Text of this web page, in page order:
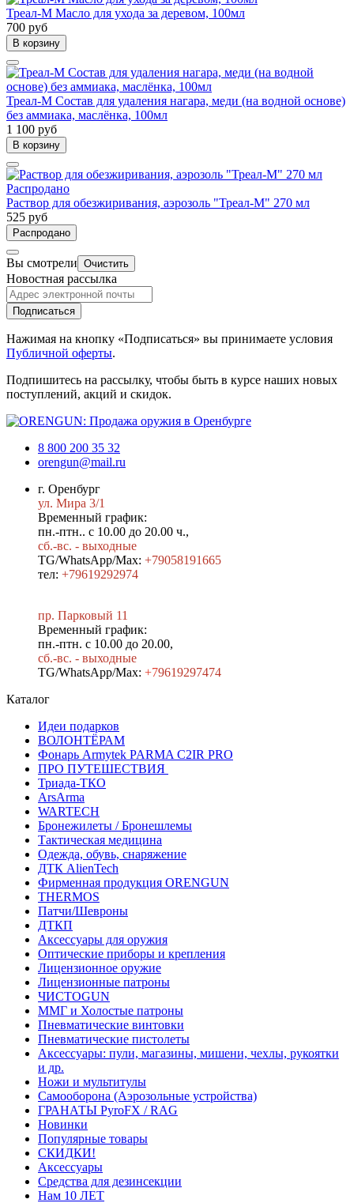
Треал-М Масло для ухода за деревом, 100мл
700 руб
В корзину
Треал-М Состав для удаления нагара, меди (на водной основе)
без аммиака, маслёнка, 100мл
1 100 руб
В корзину
Распродано
Раствор для обезжиривания, аэрозоль "Треал-М" 270 мл
525 руб
Распродано
Вы смотрели Очистить
Новостная рассылка
Подписаться
Нажимая на кнопку «Подписаться» вы принимаете условия
Публичной оферты.
Подпишитесь на рассылку, чтобы быть в курсе наших новых
поступлений, акций и скидок.
8 800 200 35 32
orengun@mail.ru
г. Оренбург
ул. Мира 3/1
Временный график:
пн.-птн.. с 10.00 до 20.00 ч.,
сб.-вс. - выходные
TG/WhatsApp/Max: +79058191665
тел: +79619292974
пр. Парковый 11
Временный график:
пн.-птн. с 10.00 до 20.00,
сб.-вс. - выходные
TG/WhatsApp/Max: +79619297474
Каталог
Идеи подарков
ВОЛОНТЁРАМ
Фонарь Armytek PARMA C2IR PRO
ПРО ПУТЕШЕСТВИЯ
Триада-ТКО
ArsArma
WARTECH
Бронежилеты / Бронешлемы
Тактическая медицина
Одежда, обувь, снаряжение
ДТК AlienTech
Фирменная продукция ORENGUN
THERMOS
Патчи/Шевроны
ДТКП
Аксессуары для оружия
Оптические приборы и крепления
Лицензионное оружие
Лицензионные патроны
ЧИСТОGUN
ММГ и Холостые патроны
Пневматические винтовки
Пневматические пистолеты
Аксессуары: пули, магазины, мишени, чехлы, рукоятки
и др.
Ножи и мультитулы
Самооборона (Аэрозольные устройства)
ГРАНАТЫ PyroFX / RAG
Новинки
Популярные товары
СКИДКИ!
Аксессуары
Средства для дезинсекции
Нам 10 ЛЕТ